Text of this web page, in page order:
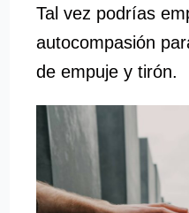
Tal vez podrías
autocompasión
de empuje y tirón.